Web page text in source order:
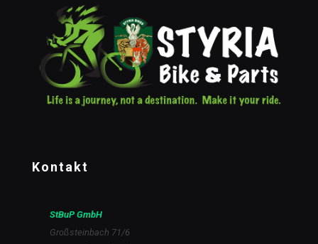
Kontakt
StBuP GmbH
Großsteinbach 71/6